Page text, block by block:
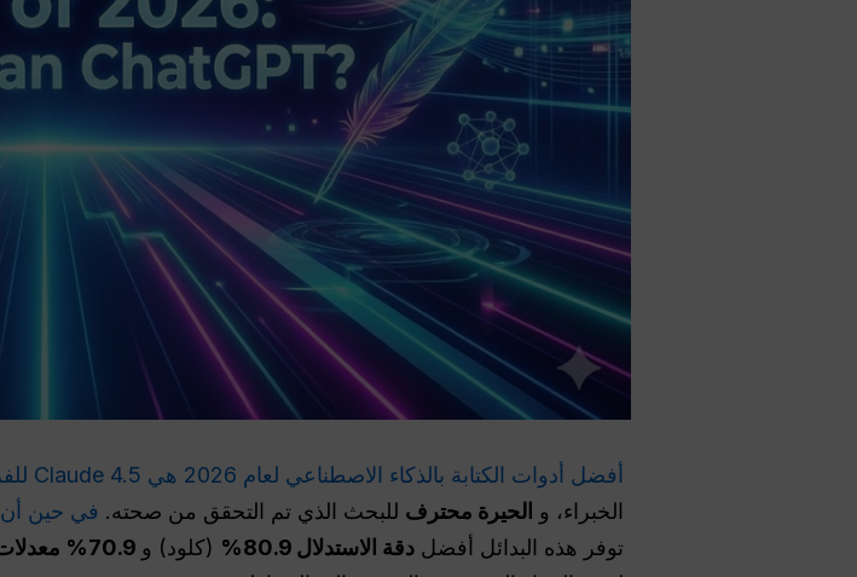
أفضل أدوات الكتابة بالذكاء الاصطناعي لعام 2026 هي Claude 4.5 للفروق الأدبية الدقيقة
الخبراء، و الحيرة محترف للبحث الذي تم التحقق من صحته. في حين أن ChatGPT لا يزال عاملاً قوياً في مجال الدردشة العامة
توفر هذه البدائل أفضل دقة الاستدلال 80.9% (كلود) و 70.9% معدلات الفوز المهنية 70.9%